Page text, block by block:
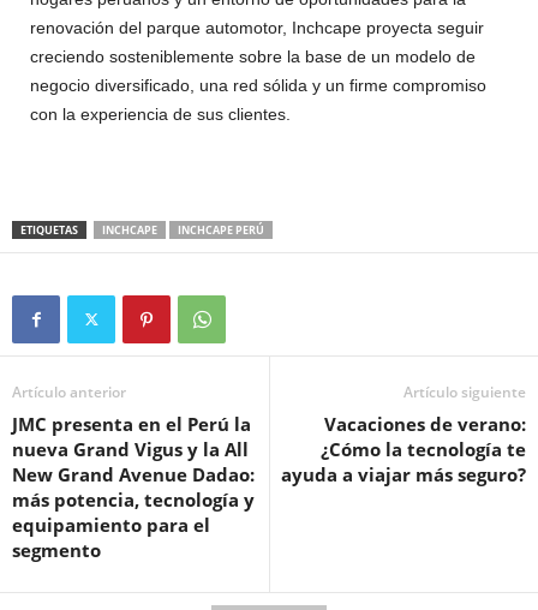
renovación del parque automotor, Inchcape proyecta seguir
creciendo sosteniblemente sobre la base de un modelo de
negocio diversificado, una red sólida y un firme compromiso
con la experiencia de sus clientes.
ETIQUETAS INCHCAPE INCHCAPE PERÚ
Artículo anterior
JMC presenta en el Perú la
nueva Grand Vigus y la All
New Grand Avenue Dadao:
más potencia, tecnología y
equipamiento para el
segmento
Artículo siguiente
Vacaciones de verano:
¿Cómo la tecnología te
ayuda a viajar más seguro?